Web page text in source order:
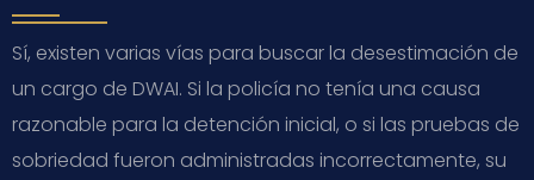
Sí, existen varias vías para buscar la desestimación de
un cargo de DWAI. Si la policía no tenía una causa
razonable para la detención inicial, o si las pruebas de
sobriedad fueron administradas incorrectamente, su